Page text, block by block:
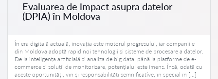
Evaluarea de impact asupra datelor
(DPIA) în Moldova
În era digitală actuală, inovația este motorul progresului, iar companiile
din Moldova adoptă rapid noi tehnologii și sisteme de procesare a datelor.
De la inteligența artificială și analiza de big data, până la platforme de e-
commerce și soluții de monitorizare, potențialul este imens. Însă, odată cu
aceste oportunități, vin și responsabilități semnificative, în special în […]